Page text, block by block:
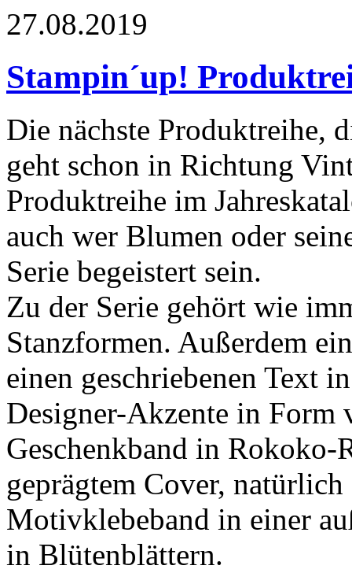
27.08.2019
Stampin´up!
Die nächste Produktreihe,
geht schon in Richtung
Produktreihe im
auch wer Blumen oder
Serie begeistert sein.
Zu der Serie gehört wie
Stanzformen. Außerdem
einen geschriebenen Text
Designer-Akzente in Form
Geschenkband in
geprägtem Cover,
Motivklebeband in einer
in Blütenblättern.